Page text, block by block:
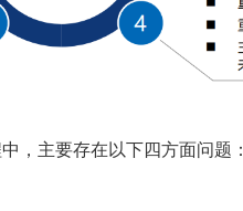
，主要存在以下四方面问题：